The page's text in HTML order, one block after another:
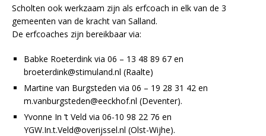
Scholten ook werkzaam zijn als erfcoach in elk van de 3
gemeenten van de kracht van Salland.
De erfcoaches zijn bereikbaar via:
Babke Roeterdink via 06 – 13 48 89 67 en
broeterdink@stimuland.nl (Raalte)
Martine van Burgsteden via 06 – 19 28 31 42 en
m.vanburgsteden@eeckhof.nl (Deventer).
Yvonne In ’t Veld via 06-10 98 22 76 en
YGW.In.t.Veld@overijssel.nl (Olst-Wijhe).